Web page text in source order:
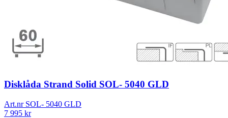
Disklåda Strand Solid SOL- 5040 GLD
Art.nr SOL- 5040 GLD
7 995 kr